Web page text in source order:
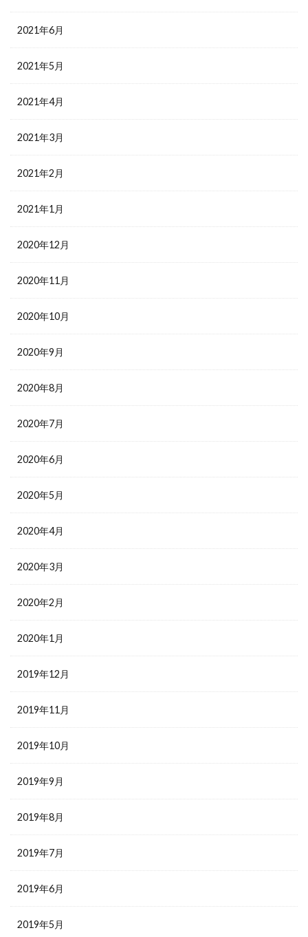
2021年6月
2021年5月
2021年4月
2021年3月
2021年2月
2021年1月
2020年12月
2020年11月
2020年10月
2020年9月
2020年8月
2020年7月
2020年6月
2020年5月
2020年4月
2020年3月
2020年2月
2020年1月
2019年12月
2019年11月
2019年10月
2019年9月
2019年8月
2019年7月
2019年6月
2019年5月